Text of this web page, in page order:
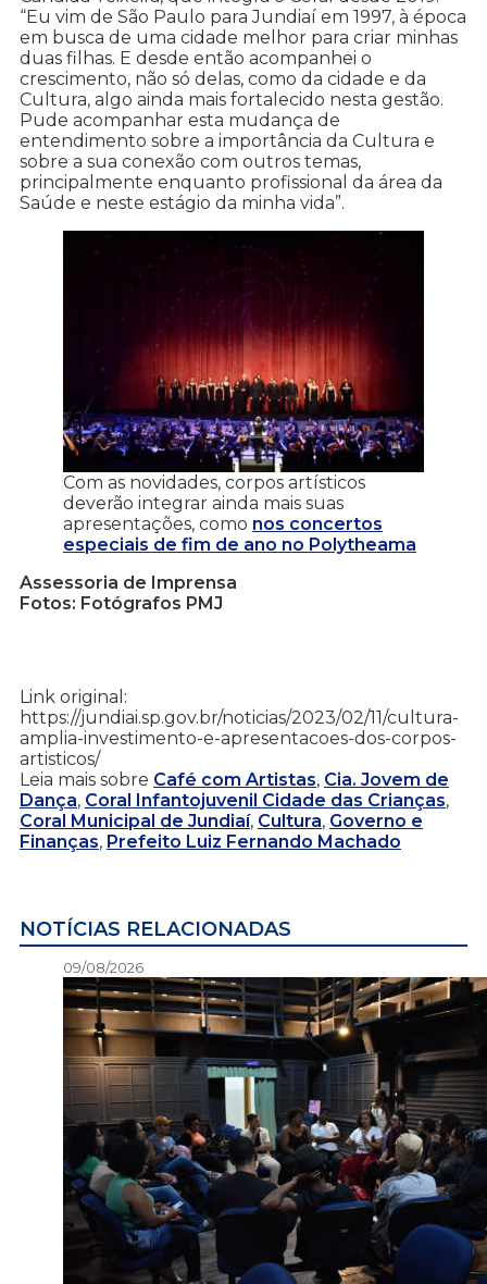
“Eu vim de São Paulo para Jundiaí em 1997, à época
em busca de uma cidade melhor para criar minhas
duas filhas. E desde então acompanhei o
crescimento, não só delas, como da cidade e da
Cultura, algo ainda mais fortalecido nesta gestão.
Pude acompanhar esta mudança de
entendimento sobre a importância da Cultura e
sobre a sua conexão com outros temas,
principalmente enquanto profissional da área da
Saúde e neste estágio da minha vida”.
Com as novidades, corpos artísticos
deverão integrar ainda mais suas
apresentações, como nos concertos
especiais de fim de ano no Polytheama
Assessoria de Imprensa
Fotos: Fotógrafos PMJ
Link original:
https://jundiai.sp.gov.br/noticias/2023/02/11/cultura-
amplia-investimento-e-apresentacoes-dos-corpos-
artisticos/
Leia mais sobre Café com Artistas, Cia. Jovem de
Dança, Coral Infantojuvenil Cidade das Crianças,
Coral Municipal de Jundiaí, Cultura, Governo e
Finanças, Prefeito Luiz Fernando Machado
NOTÍCIAS RELACIONADAS
09/08/2026